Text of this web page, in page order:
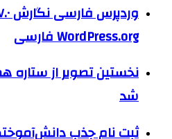
WordPress.org فارسی
نخستین تصویر از ستاره
شد
ثبت نام جذب